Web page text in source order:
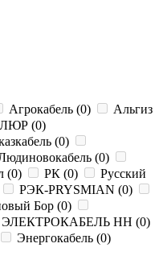
Агрокабель (0)
Альгиз
(0)
(0)
(0)
(0) РК (0)
Русский
РЭК-PRYSMIAN (0)
Бор (0)
ЭЛЕКТРОКАБЕЛЬ НН (0)
Энергокабель (0)